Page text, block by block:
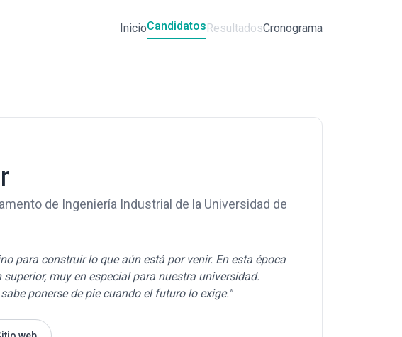
InicioCandidatosResultadosCronograma
de Ingeniería Industrial de la Universidad de
para construir lo que aún está por venir. En esta época
muy en especial para nuestra universidad.
ponerse de pie cuando el futuro lo exige."